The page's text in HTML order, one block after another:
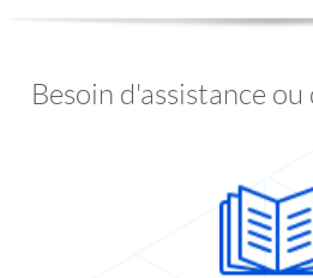
Besoin d'assistance